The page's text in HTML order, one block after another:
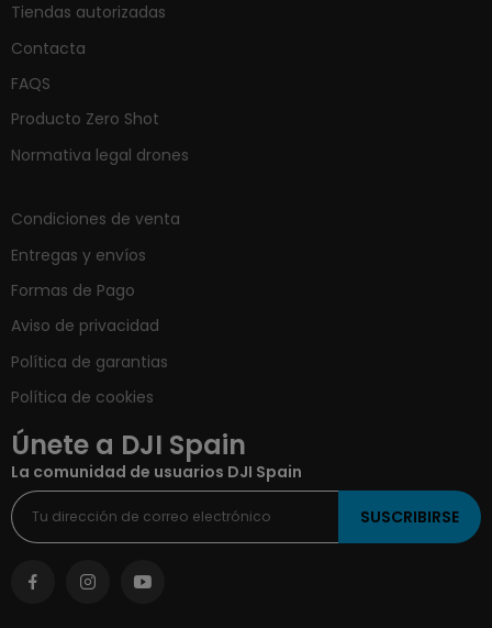
Tiendas autorizadas
Contacta
FAQS
Producto Zero Shot
Normativa legal drones
Condiciones de venta
Entregas y envíos
Formas de Pago
Aviso de privacidad
Política de garantias
Política de cookies
Únete a DJI Spain
La comunidad de usuarios DJI Spain
SUSCRIBIRSE